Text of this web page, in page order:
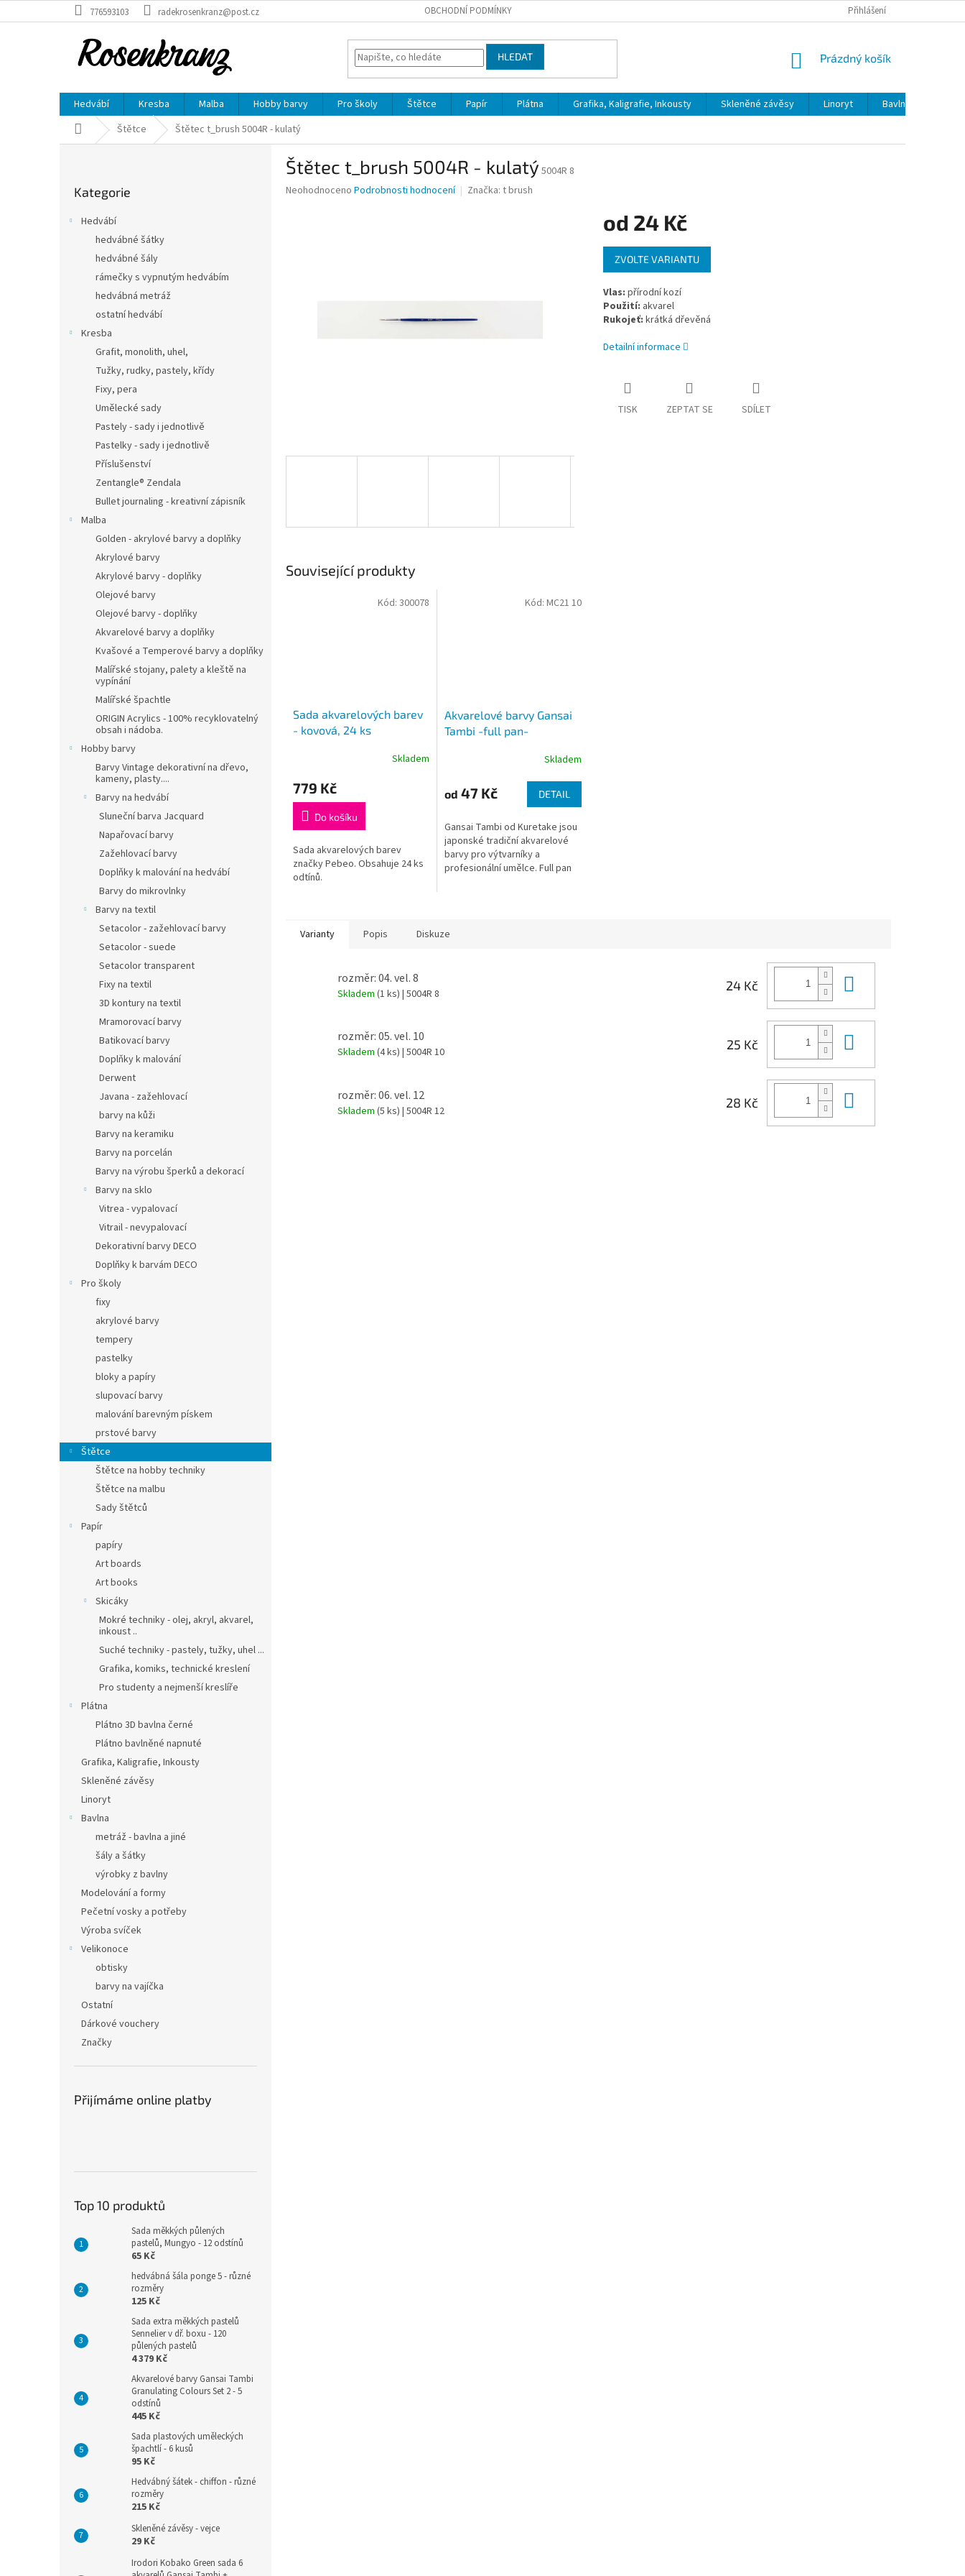
na
776593103 radekrosenkranz@post.cz OBCHODNÍ PODMÍNKY Přihlášení
HLEDAT
NÁKUPNÍ
Prázdný košík
Hedvábí Kresba Malba Hobby barvy Pro školy Štětce Papír Plátna Grafika, Kaligrafie, Inkousty Skleněné závěsy Linoryt Bavlna
Domů Štětce Štětec t_brush 5004R - kulatý
kategorie
Kategorie
Hedvábí
hedvábné šátky
hedvábné šály
rámečky s vypnutým hedvábím
hedvábná metráž
ostatní hedvábí
Kresba
Grafit, monolith, uhel,
Tužky, rudky, pastely, křídy
Fixy, pera
Umělecké sady
Pastely - sady i jednotlivě
Pastelky - sady i jednotlivě
Příslušenství
Zentangle® Zendala
Bullet journaling - kreativní zápisník
Malba
Golden - akrylové barvy a doplňky
Akrylové barvy
Akrylové barvy - doplňky
Olejové barvy
Olejové barvy - doplňky
Akvarelové barvy a doplňky
Kvašové a Temperové barvy a doplňky
Malířské stojany, palety a kleště na
vypínání
Malířské špachtle
ORIGIN Acrylics - 100% recyklovatelný
obsah i nádoba.
Hobby barvy
Barvy Vintage dekorativní na dřevo,
kameny, plasty....
Barvy na hedvábí
Sluneční barva Jacquard
Napařovací barvy
Zažehlovací barvy
Doplňky k malování na hedvábí
Barvy do mikrovlnky
Barvy na textil
Setacolor - zažehlovací barvy
Setacolor - suede
Setacolor transparent
Fixy na textil
3D kontury na textil
Mramorovací barvy
Batikovací barvy
Doplňky k malování
Derwent
Javana - zažehlovací
barvy na kůži
Barvy na keramiku
Barvy na porcelán
Barvy na výrobu šperků a dekorací
Barvy na sklo
Vitrea - vypalovací
Vitrail - nevypalovací
Dekorativní barvy DECO
Doplňky k barvám DECO
Pro školy
fixy
akrylové barvy
tempery
pastelky
bloky a papíry
slupovací barvy
malování barevným pískem
prstové barvy
Štětce
Štětce na hobby techniky
Štětce na malbu
Sady štětců
Papír
papíry
Art boards
Art books
Skicáky
Mokré techniky - olej, akryl, akvarel,
inkoust ..
Suché techniky - pastely, tužky, uhel ...
Grafika, komiks, technické kreslení
Pro studenty a nejmenší kreslíře
Plátna
Plátno 3D bavlna černé
Plátno bavlněné napnuté
Grafika, Kaligrafie, Inkousty
Skleněné závěsy
Linoryt
Bavlna
metráž - bavlna a jiné
šály a šátky
výrobky z bavlny
Modelování a formy
Pečetní vosky a potřeby
Výroba svíček
Velikonoce
obtisky
barvy na vajíčka
Ostatní
Dárkové vouchery
Značky
Přijímáme online platby
Top 10 produktů
Sada měkkých půlených
pastelů, Mungyo - 12 odstínů
65 Kč
hedvábná šála ponge 5 - různé
rozměry
125 Kč
Sada extra měkkých pastelů
Sennelier v dř. boxu - 120
půlených pastelů
4 379 Kč
Akvarelové barvy Gansai Tambi
Granulating Colours Set 2 - 5
odstínů
445 Kč
Sada plastových uměleckých
špachtlí - 6 kusů
95 Kč
Hedvábný šátek - chiffon - různé
rozměry
215 Kč
Skleněné závěsy - vejce
29 Kč
Irodori Kobako Green sada 6
Štětec t_brush 5004R - kulatý 5004R 8
Průměrné
Neohodnoceno Podrobnosti hodnocení Značka: t brush
od 24 Kč
Měrná
cena:
ZVOLTE VARIANTU
Vlas: přírodní kozí
Použití: akvarel
Rukojeť: krátká dřevěná
Detailní informace
TISK ZEPTAT SE SDÍLET
Související produkty
Sada akvarelových barev
- kovová, 24 ks
Skladem
779 Kč
Do košíku
Sada akvarelových barev
značky Pebeo. Obsahuje 24 ks
odtínů.
Kód: 300078
Akvarelové barvy Gansai
Tambi -full pan-
Skladem
od 47 Kč DETAIL
Gansai Tambi od Kuretake jsou
japonské tradiční akvarelové
barvy pro výtvarníky a
profesionální umělce. Full pan
Kód: MC21 10
Varianty Popis Diskuze
rozměr: 04. vel. 8
Skladem (1 ks) | 5004R 8
24 Kč
rozměr: 05. vel. 10
Skladem (4 ks) | 5004R 10
25 Kč
rozměr: 06. vel. 12
Skladem (5 ks) | 5004R 12
28 Kč